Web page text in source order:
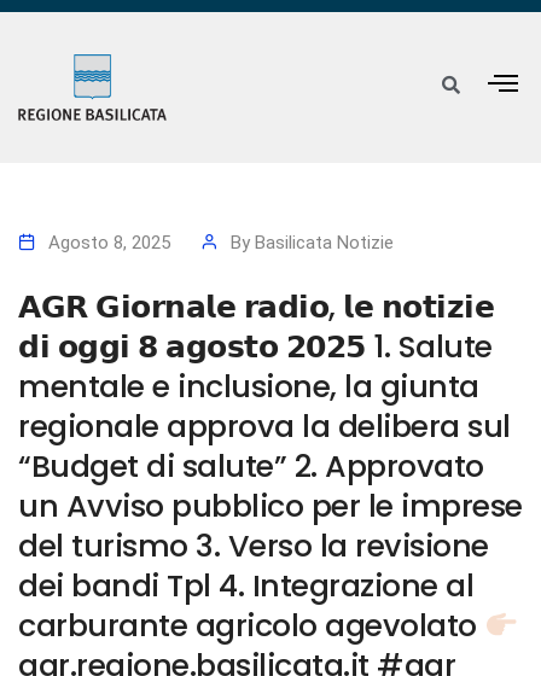
Agosto 8, 2025 By Basilicata Notizie
𝗔𝗚𝗥 𝗚𝗶𝗼𝗿𝗻𝗮𝗹𝗲 𝗿𝗮𝗱𝗶𝗼, 𝗹𝗲 𝗻𝗼𝘁𝗶𝘇𝗶𝗲
𝗱𝗶 𝗼𝗴𝗴𝗶 𝟴 𝗮𝗴𝗼𝘀𝘁𝗼 𝟮𝟬𝟮𝟱 1. Salute
mentale e inclusione, la giunta
regionale approva la delibera sul
“Budget di salute” 2. Approvato
un Avviso pubblico per le imprese
del turismo 3. Verso la revisione
dei bandi Tpl 4. Integrazione al
carburante agricolo agevolato
agr.regione.basilicata.it #agr